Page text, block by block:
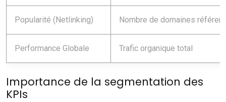
Popularité (Netlinking) Nombre de domaines
Performance Globale Trafic organique total
Importance de la segmentation des
KPIs